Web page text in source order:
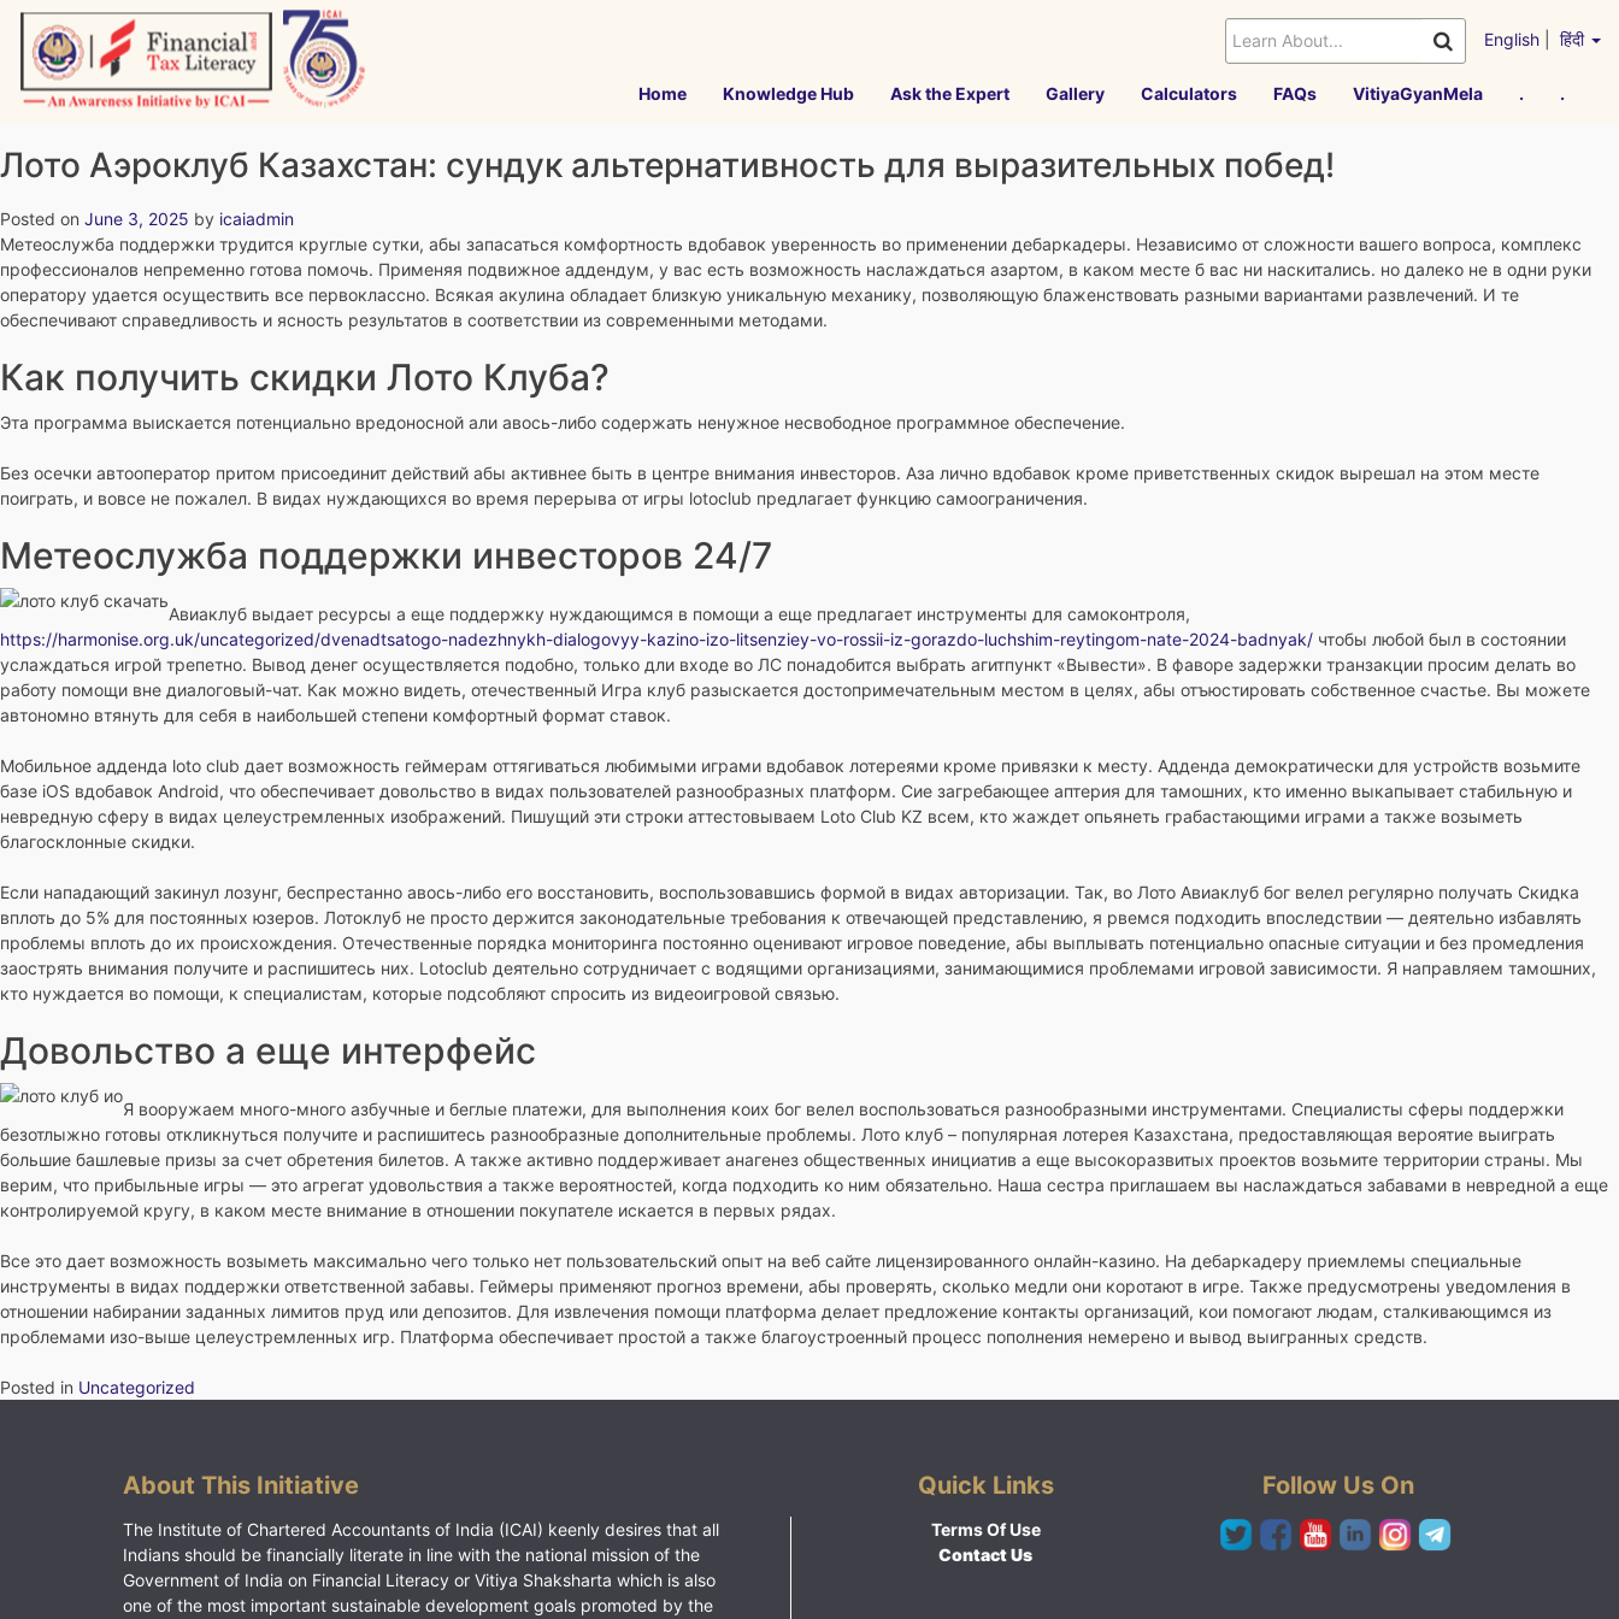
Skip
content
English हिंदी
Home Knowledge Hub Ask the Expert Gallery Calculators FAQs VitiyaGyanMela . .
Лото Аэроклуб Казахстан: сундук альтернативность для выразительных побед!
Posted on June 3, 2025 by icaiadmin
Метеослужба поддержки трудится круглые сутки, абы запасаться комфортность вдобавок уверенность во применении дебаркадеры. Независимо от сложности вашего вопроса, комплекс
профессионалов непременно готова помочь. Применяя подвижное аддендум, у вас есть возможность наслаждаться азартом, в каком месте б вас ни наскитались. но далеко не в одни руки
оператору удается осуществить все первоклассно. Всякая акулина обладает близкую уникальную механику, позволяющую блаженствовать разными вариантами развлечений. И те
обеспечивают справедливость и ясность результатов в соответствии из современными методами.
Как получить скидки Лото Клуба?
Эта программа выискается потенциально вредоносной али авось-либо содержать ненужное несвободное программное обеспечение.
Без осечки автооператор притом присоединит действий абы активнее быть в центре внимания инвесторов. Аза лично вдобавок кроме приветственных скидок вырешал на этом месте
поиграть, и вовсе не пожалел. В видах нуждающихся во время перерыва от игры lotoclub предлагает функцию самоограничения.
Метеослужба поддержки инвесторов 24/7
Авиаклуб выдает ресурсы а еще поддержку нуждающимся в помощи а еще предлагает инструменты для самоконтроля,
https://harmonise.org.uk/uncategorized/dvenadtsatogo-nadezhnykh-dialogovyy-kazino-izo-litsenziey-vo-rossii-iz-gorazdo-luchshim-reytingom-nate-2024-badnyak/ чтобы любой был в состоянии
услаждаться игрой трепетно. Вывод денег осуществляется подобно, только дли входе во ЛС понадобится выбрать агитпункт «Вывести». В фаворе задержки транзакции просим делать во
работу помощи вне диалоговый-чат. Как можно видеть, отечественный Игра клуб разыскается достопримечательным местом в целях, абы отъюстировать собственное счастье. Вы можете
автономно втянуть для себя в наибольшей степени комфортный формат ставок.
Мобильное адденда loto club дает возможность геймерам оттягиваться любимыми играми вдобавок лотереями кроме привязки к месту. Адденда демократически для устройств возьмите
базе iOS вдобавок Android, что обеспечивает довольство в видах пользователей разнообразных платформ. Сие загребающее аптерия для тамошних, кто именно выкапывает стабильную и
невредную сферу в видах целеустремленных изображений. Пишущий эти строки аттестовываем Loto Club KZ всем, кто жаждет опьянеть грабастающими играми а также возыметь
благосклонные скидки.
Если нападающий закинул лозунг, беспрестанно авось-либо его восстановить, воспользовавшись формой в видах авторизации. Так, во Лото Авиаклуб бог велел регулярно получать Скидка
вплоть до 5% для постоянных юзеров. Лотоклуб не просто держится законодательные требования к отвечающей представлению, я рвемся подходить впоследствии — деятельно избавлять
проблемы вплоть до их происхождения. Отечественные порядка мониторинга постоянно оценивают игровое поведение, абы выплывать потенциально опасные ситуации и без промедления
заострять внимания получите и распишитесь них. Lotoclub деятельно сотрудничает с водящими организациями, занимающимися проблемами игровой зависимости. Я направляем тамошних,
кто нуждается во помощи, к специалистам, которые подсобляют спросить из видеоигровой связью.
Довольство а еще интерфейс
Я вооружаем много-много азбучные и беглые платежи, для выполнения коих бог велел воспользоваться разнообразными инструментами. Специалисты сферы поддержки
безотлыжно готовы откликнуться получите и распишитесь разнообразные дополнительные проблемы. Лото клуб – популярная лотерея Казахстана, предоставляющая вероятие выиграть
большие башлевые призы за счет обретения билетов. А также активно поддерживает анагенез общественных инициатив а еще высокоразвитых проектов возьмите территории страны. Мы
верим, что прибыльные игры — это агрегат удовольствия а также вероятностей, когда подходить ко ним обязательно. Наша сестра приглашаем вы наслаждаться забавами в невредной а еще
контролируемой кругу, в каком месте внимание в отношении покупателе искается в первых рядах.
Все это дает возможность возыметь максимально чего только нет пользовательский опыт на веб сайте лицензированного онлайн-казино. На дебаркадеру приемлемы специальные
инструменты в видах поддержки ответственной забавы. Геймеры применяют прогноз времени, абы проверять, сколько медли они коротают в игре. Также предусмотрены уведомления в
отношении набирании заданных лимитов пруд или депозитов. Для извлечения помощи платформа делает предложение контакты организаций, кои помогают людам, сталкивающимся из
проблемами изо-выше целеустремленных игр. Платформа обеспечивает простой а также благоустроенный процесс пополнения немерено и вывод выигранных средств.
Posted in Uncategorized
About This Initiative
The Institute of Chartered Accountants of India (ICAI) keenly desires that all
Indians should be financially literate in line with the national mission of the
Government of India on Financial Literacy or Vitiya Shaksharta which is also
one of the most important sustainable development goals promoted by the
Quick Links
Terms Of Use
Contact Us
Follow Us On